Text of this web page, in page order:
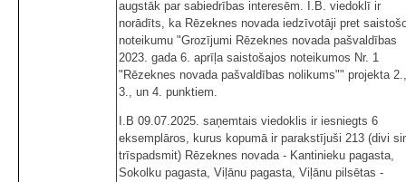
augstāk par sabiedrības interesēm. I.B. viedoklī ir
norādīts, ka Rēzeknes novada iedzīvotāji pret
noteikumu "Grozījumi Rēzeknes novada pašvaldības
2023. gada 6. aprīļa saistošajos noteikumos Nr. 1
"Rēzeknes novada pašvaldības nolikums"" projekta 2.,
3., un 4. punktiem.
I.B 09.07.2025. saņemtais viedoklis ir iesniegts 6
eksemplāros, kurus kopumā ir parakstījuši 213 (divi
trīspadsmit) Rēzeknes novada - Kantinieku pagasta,
Sokolku pagasta, Viļānu pagasta, Viļānu pilsētas -